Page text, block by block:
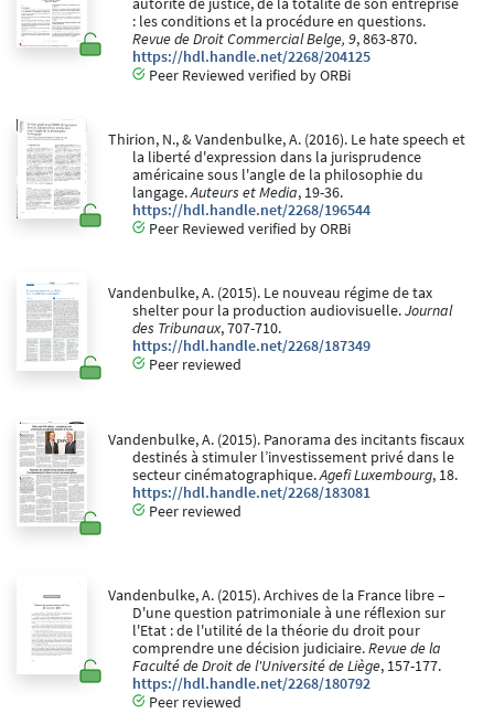
autorité de justice, de la totalité de son entreprise
: les conditions et la procédure en questions.
Revue de Droit Commercial Belge, 9, 863-870.
https://hdl.handle.net/2268/204125
Peer Reviewed verified by ORBi
Thirion, N., & Vandenbulke, A. (2016). Le hate speech et
la liberté d'expression dans la jurisprudence
américaine sous l'angle de la philosophie du
langage.Auteurs et Media, 19-36.
https://hdl.handle.net/2268/196544
Peer Reviewed verified by ORBi
Vandenbulke, A. (2015). Le nouveau régime de tax
shelter pour la production audiovisuelle.Journal
des Tribunaux, 707-710.
https://hdl.handle.net/2268/187349
Peer reviewed
Vandenbulke, A. (2015). Panorama des incitants fiscaux
destinés à stimuler l’investissement privé dans le
secteur cinématographique.Agefi Luxembourg, 18.
https://hdl.handle.net/2268/183081
Peer reviewed
Vandenbulke, A. (2015). Archives de la France libre –
D'une question patrimoniale à une réflexion sur
l'Etat : de l'utilité de la théorie du droit pour
comprendre une décision judiciaire.Revue de la
Faculté de Droit de l'Université de Liège, 157-177.
https://hdl.handle.net/2268/180792
Peer reviewed